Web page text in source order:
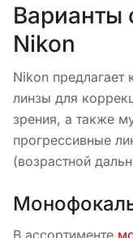
Варианты
Nikon
Nikon предлагает
линзы для
зрения, а также
прогрессивные
(возрастной
В ассортименте